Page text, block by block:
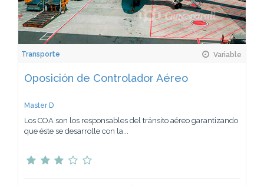
Transporte Variable
Oposición de Controlador Aéreo
Master D
Los COA son los responsables del tránsito aéreo garantizando
que éste se desarrolle con la...